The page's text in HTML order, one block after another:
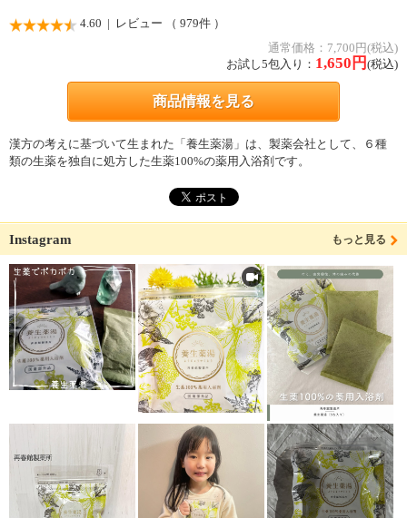
4.60 | レビュー （ 979件 ）
通常価格：7,700円(税込)
お試し5包入り： 1,650 円 (税込)
商品情報を見る
漢方の考えに基づいて生まれた「養生薬湯」は、製薬会社として、６種
類の生薬を独自に処方した生薬100%の薬用入浴剤です。
Instagram もっと見る